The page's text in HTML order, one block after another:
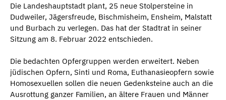
Die Landeshauptstadt plant, 25 neue Stolpersteine in
Dudweiler, Jägersfreude, Bischmisheim, Ensheim, Malstatt
und Burbach zu verlegen. Das hat der Stadtrat in seiner
Sitzung am 8. Februar 2022 entschieden.
Die bedachten Opfergruppen werden erweitert. Neben
jüdischen Opfern, Sinti und Roma, Euthanasieopfern sowie
Homosexuellen sollen die neuen Gedenksteine auch an die
Ausrottung ganzer Familien, an ältere Frauen und Männer